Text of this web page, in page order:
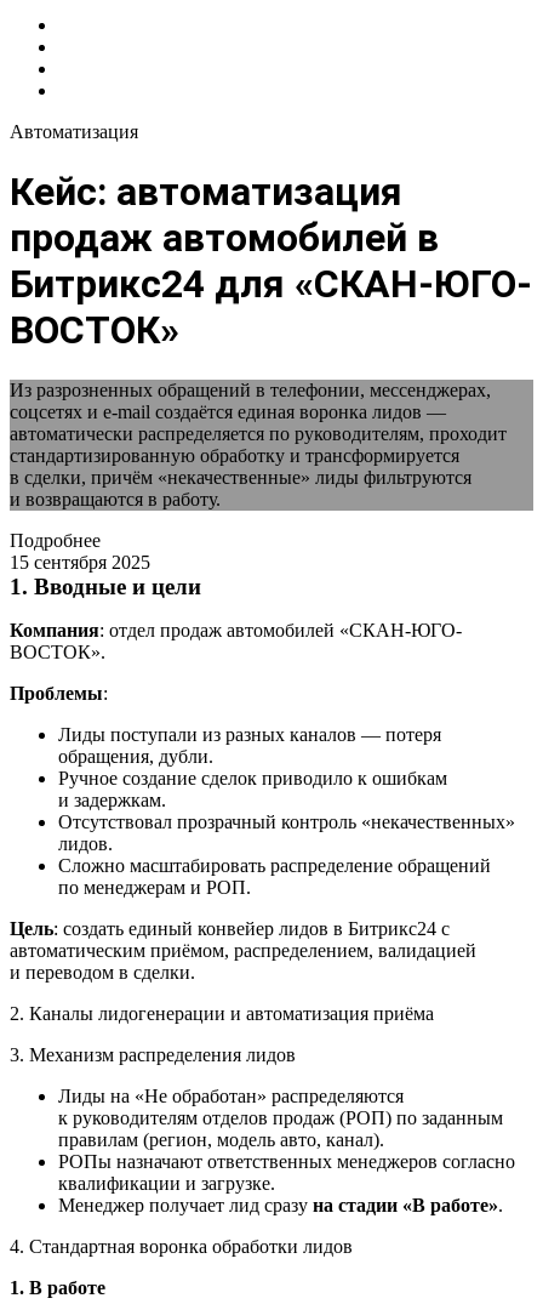
Автоматизация
Кейс: автоматизация
продаж автомобилей в
Битрикс24 для «СКАН-ЮГО-
ВОСТОК»
Из разрозненных обращений в телефонии, мессенджерах,
соцсетях и e-mail создаётся единая воронка лидов —
автоматически распределяется по руководителям, проходит
стандартизированную обработку и трансформируется
в сделки, причём «некачественные» лиды фильтруются
и возвращаются в работу.
Подробнее
15 сентября 2025
1. Вводные и цели
Компания: отдел продаж автомобилей «СКАН-ЮГО-
ВОСТОК».
Проблемы:
Лиды поступали из разных каналов — потеря
обращения, дубли.
Ручное создание сделок приводило к ошибкам
и задержкам.
Отсутствовал прозрачный контроль «некачественных»
лидов.
Сложно масштабировать распределение обращений
по менеджерам и РОП.
Цель: создать единый конвейер лидов в Битрикс24 с
автоматическим приёмом, распределением, валидацией
и переводом в сделки.
2. Каналы лидогенерации и автоматизация приёма
3. Механизм распределения лидов
Лиды на «Не обработан» распределяются
к руководителям отделов продаж (РОП) по заданным
правилам (регион, модель авто, канал).
РОПы назначают ответственных менеджеров согласно
квалификации и загрузке.
Менеджер получает лид сразу на стадии «В работе».
4. Стандартная воронка обработки лидов
1. В работе